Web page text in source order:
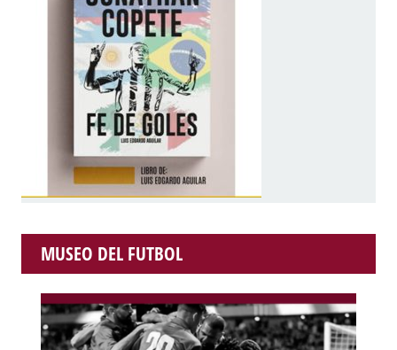
MUSEO DEL FUTBOL